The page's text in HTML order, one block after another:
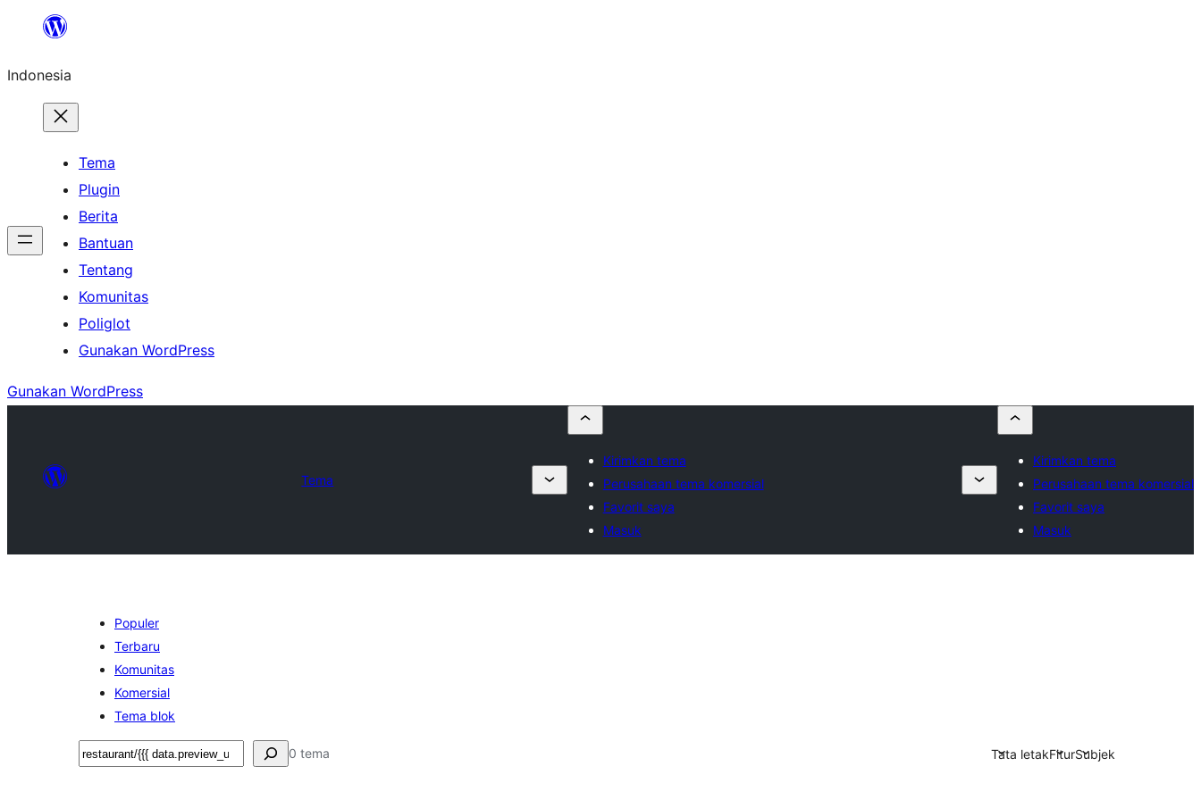
Lewati
konten
Indonesia
Tema
Plugin
Berita
Bantuan
Tentang
Komunitas
Poliglot
Gunakan WordPress
Gunakan WordPress
Tema
Kirimkan tema
Perusahaan tema komersial
Favorit saya
Masuk
Kirimkan tema
Perusahaan tema komersial
Favorit saya
Masuk
Populer
Terbaru
Komunitas
Komersial
Tema blok
Cari 0 tema Tata letakFiturSubjek